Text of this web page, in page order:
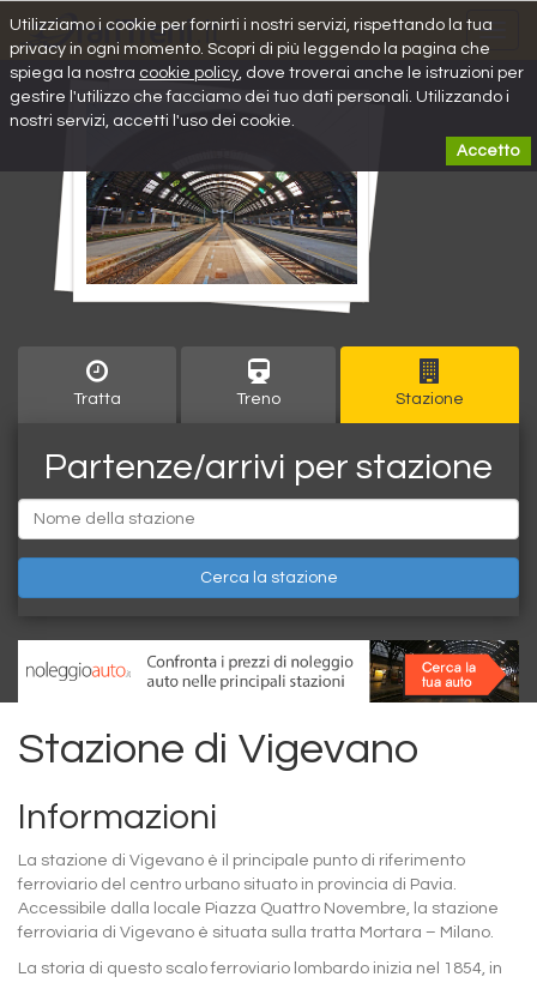
Tratta Treno Stazione
Partenze/arrivi per stazione
Partenza
Cerca la stazione
Stazione di Vigevano
Informazioni
La stazione di Vigevano è il principale punto di riferimento
ferroviario del centro urbano situato in provincia di Pavia.
Accessibile dalla locale Piazza Quattro Novembre, la stazione
ferroviaria di Vigevano è situata sulla tratta Mortara – Milano.
La storia di questo scalo ferroviario lombardo inizia nel 1854, in
Utilizziamo i cookie per fornirti i nostri servizi, rispettando la tua
privacy in ogni momento. Scopri di più leggendo la pagina che
spiega la nostra cookie policy, dove troverai anche le istruzioni per
gestire l'utilizzo che facciamo dei tuo dati personali. Utilizzando i
nostri servizi, accetti l'uso dei cookie.
Accetto